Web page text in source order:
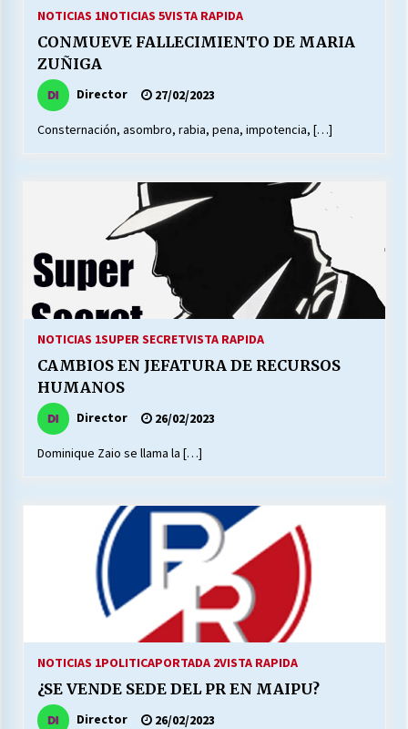
MUNICIPALIDAD, TRABAJADORES, CLIMA
13/07/2026
Escuela hospitalaria El Carmen de Maipu.
¿Qué habrían dicho?
23/06/2026
VOLVER A SER ALTERNATIVA
16/06/2026
S.O.S. a los ricos, Save Our Souls (Salvar
Nuestras Almas)
30/04/2026
¿Asesores con doble sueldo?
Chile y sus segmentos de la riqueza
NOTICIAS 1NOTICIAS 5VISTA RAPIDA
CONMUEVE FALLECIMIENTO DE MARIA
ZUÑIGA
Director 27/02/2023
Consternación, asombro, rabia, pena, impotencia, […]
NOTICIAS 1SUPER SECRETVISTA RAPIDA
CAMBIOS EN JEFATURA DE RECURSOS
HUMANOS
Director 26/02/2023
Dominique Zaio se llama la […]
NOTICIAS 1POLITICAPORTADA 2VISTA RAPIDA
¿SE VENDE SEDE DEL PR EN MAIPU?
Director 26/02/2023